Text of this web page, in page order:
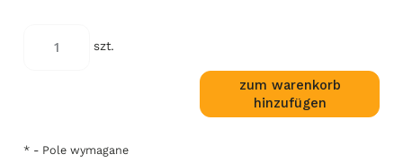
koloru: szt.
zum warenkorb
hinzufügen
* - Pole wymagane